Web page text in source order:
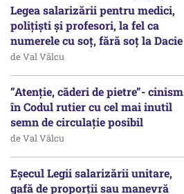
Legea salarizării pentru medici,
polițiști și profesori, la fel ca
numerele cu soț, fără soț la Dacie
de Val Vâlcu
”Atenție, căderi de pietre”- cinism
în Codul rutier cu cel mai inutil
semn de circulație posibil
de Val Vâlcu
Eșecul Legii salarizării unitare,
gafă de proporții sau manevră